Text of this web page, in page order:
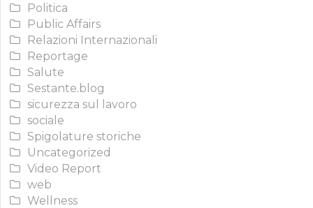
Politica
Public Affairs
Relazioni Internazionali
Reportage
Salute
Sestante.blog
sicurezza sul lavoro
sociale
Spigolature storiche
Uncategorized
Video Report
web
Wellness